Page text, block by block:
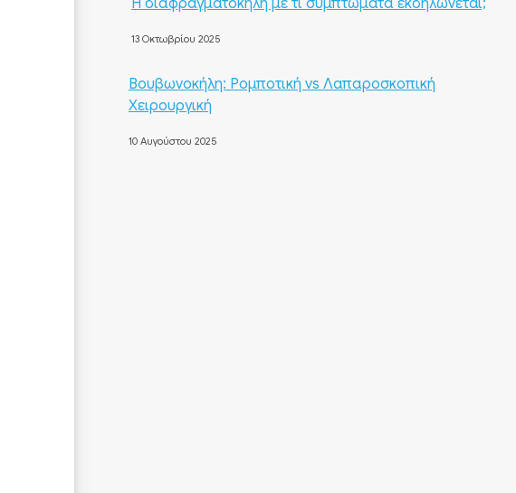
Η διαφραγματοκήλη με τι συμπτώματα εκδηλώνεται;
13 Οκτωβρίου 2025
Βουβωνοκήλη: Ρομποτική vs Λαπαροσκοπική
Χειρουργική
10 Αυγούστου 2025